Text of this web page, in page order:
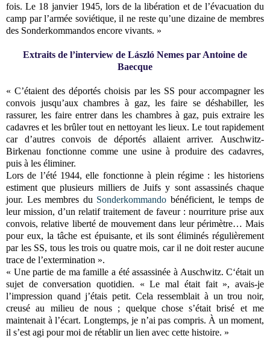
fois. Le 18 janvier 1945, lors de la libération et de l’évacuation du
camp par l’armée soviétique, il ne reste qu’une dizaine de membres
des Sonderkommandos encore vivants. »
Extraits de l’interview de László Nemes par Antoine de
Baecque
« C’étaient des déportés choisis par les SS pour accompagner les
convois jusqu’aux chambres à gaz, les faire se déshabiller, les
rassurer, les faire entrer dans les chambres à gaz, puis extraire les
cadavres et les brûler tout en nettoyant les lieux. Le tout rapidement
car d’autres convois de déportés allaient arriver. Auschwitz-
Birkenau fonctionne comme une usine à produire des cadavres,
puis à les éliminer.
Lors de l’été 1944, elle fonctionne à plein régime : les historiens
estiment que plusieurs milliers de Juifs y sont assassinés chaque
jour. Les membres du Sonderkommando bénéficient, le temps de
leur mission, d’un relatif traitement de faveur : nourriture prise aux
convois, relative liberté de mouvement dans leur périmètre… Mais
pour eux, la tâche est épuisante, et ils sont éliminés régulièrement
par les SS, tous les trois ou quatre mois, car il ne doit rester aucune
trace de l’extermination ».
« Une partie de ma famille a été assassinée à Auschwitz. C‘était un
sujet de conversation quotidien. « Le mal était fait », avais-je
l’impression quand j’étais petit. Cela ressemblait à un trou noir,
creusé au milieu de nous ; quelque chose s’était brisé et me
maintenait à l’écart. Longtemps, je n’ai pas compris. À un moment,
il s’est agi pour moi de rétablir un lien avec cette histoire. »